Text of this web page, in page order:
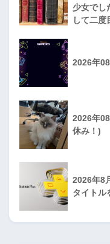
少女でし
して二度
2026年
2026年
休み！)
2026年8
タイトル